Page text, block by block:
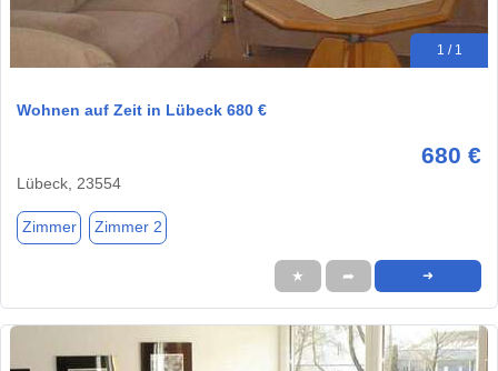
1 / 1
Wohnen auf Zeit in Lübeck 680 €
680 €
Lübeck, 23554
Zimmer Zimmer 2
★ ➦ ➜